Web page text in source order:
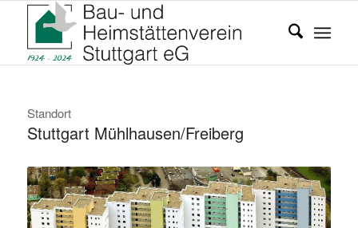
Standort
Stuttgart Mühlhausen/Freiberg